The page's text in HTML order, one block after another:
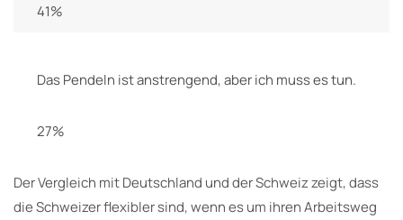
41%
Das Pendeln ist anstrengend, aber ich muss es tun.
27%
Der Vergleich mit Deutschland und der Schweiz zeigt, dass
die Schweizer flexibler sind, wenn es um ihren Arbeitsweg